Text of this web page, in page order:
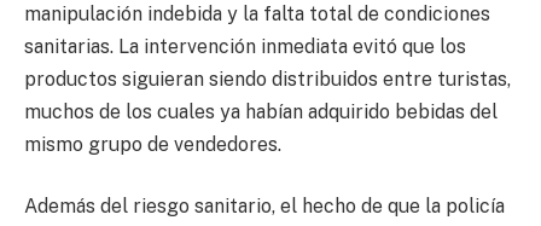
manipulación indebida y la falta total de condiciones
sanitarias. La intervención inmediata evitó que los
productos siguieran siendo distribuidos entre turistas,
muchos de los cuales ya habían adquirido bebidas del
mismo grupo de vendedores.
Además del riesgo sanitario, el hecho de que la policía